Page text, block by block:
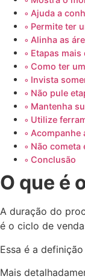
Ajuda a
Permite ter
Alinha as
Etapas
Como ter
Invista
Não pule
Mantenha
Utilize
Acompanhe
Não cometa
Conclusão
O que é
A duração do
é o ciclo de
Essa é a
Mais